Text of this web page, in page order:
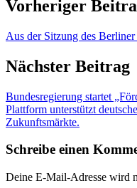
Vorheriger
Aus der Sitzung des
Nächster Beitrag
Bundesregierung startet
Plattform unterstützt
Zukunftsmärkte.
Schreibe einen
Deine E-Mail-Adresse wird